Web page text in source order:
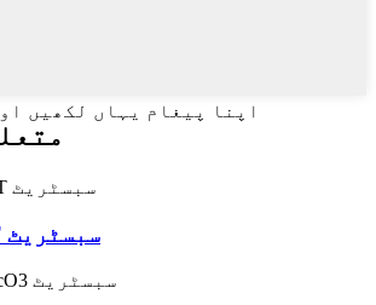
اپنا پیغام یہاں لکھیں
LSAT سبسٹریٹ